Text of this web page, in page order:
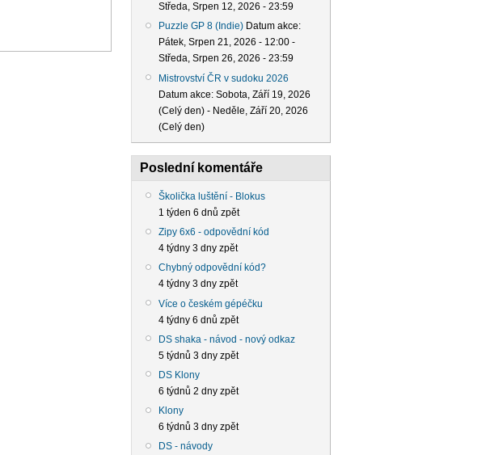
Středa, Srpen 12, 2026 - 23:59
Puzzle GP 8 (Indie) Datum akce:
Pátek, Srpen 21, 2026 - 12:00 -
Středa, Srpen 26, 2026 - 23:59
Mistrovství ČR v sudoku 2026
Datum akce: Sobota, Září 19, 2026
(Celý den) - Neděle, Září 20, 2026
(Celý den)
Poslední komentáře
Školička luštění - Blokus
1 týden 6 dnů zpět
Zipy 6x6 - odpovědní kód
4 týdny 3 dny zpět
Chybný odpovědní kód?
4 týdny 3 dny zpět
Více o českém gépéčku
4 týdny 6 dnů zpět
DS shaka - návod - nový odkaz
5 týdnů 3 dny zpět
DS Klony
6 týdnů 2 dny zpět
Klony
6 týdnů 3 dny zpět
DS - návody